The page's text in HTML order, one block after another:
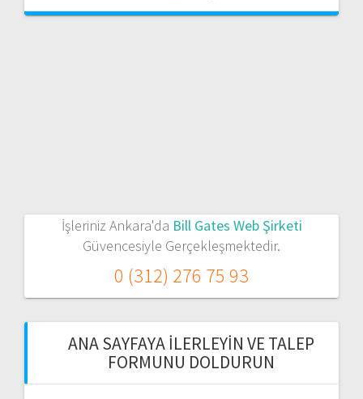
İşleriniz Ankara'da Bill Gates Web Şirketi
Güvencesiyle Gerçekleşmektedir.
0 (312) 276 75 93
ANA SAYFAYA İLERLEYIN VE TALEP
FORMUNU DOLDURUN